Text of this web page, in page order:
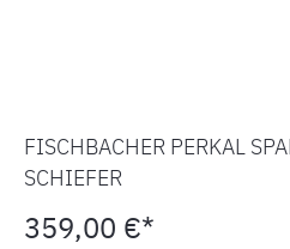
FISCHBACHER PERKAL
SCHIEFER
359,00 €*